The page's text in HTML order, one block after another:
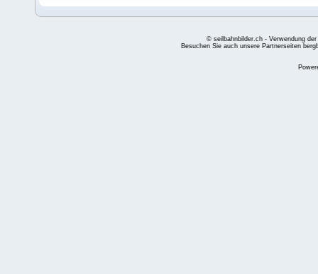
© seilbahnbilder.ch - Verwendung
Besuchen Sie auch unsere Partnerseiten